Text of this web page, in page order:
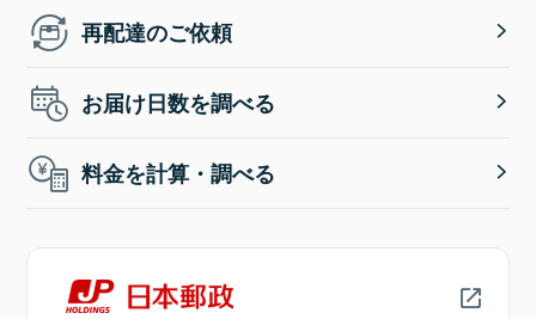
再配達のご依頼
お届け日数を調べる
料金を計算・調べる